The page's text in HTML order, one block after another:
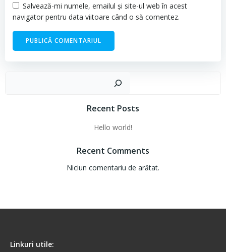
Salvează-mi numele, emailul și site-ul web în acest
navigator pentru data viitoare când o să comentez.
Recent Posts
Hello world!
Recent Comments
Niciun comentariu de arătat.
Linkuri utile: